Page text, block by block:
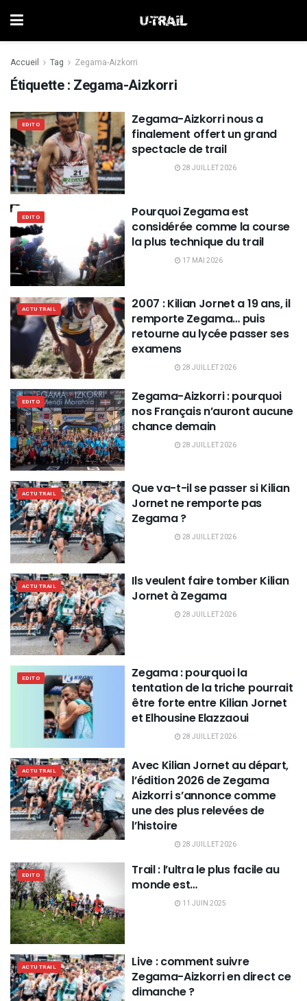
Accueil Tag Zegama-Aizkorri
Étiquette : Zegama-Aizkorri
EDITO
Zegama-Aizkorri nous a
finalement offert un grand
spectacle de trail
28 JUILLET 2026
EDITO
Pourquoi Zegama est
considérée comme la course
la plus technique du trail
17 MAI 2026
ACTU TRAIL
2007 : Kilian Jornet a 19 ans, il
remporte Zegama… puis
retourne au lycée passer ses
examens
28 JUILLET 2026
EDITO
Zegama-Aizkorri : pourquoi
nos Français n’auront aucune
chance demain
28 JUILLET 2026
ACTU TRAIL
Que va-t-il se passer si Kilian
Jornet ne remporte pas
Zegama ?
28 JUILLET 2026
ACTU TRAIL
Ils veulent faire tomber Kilian
Jornet à Zegama
28 JUILLET 2026
EDITO
Zegama : pourquoi la
tentation de la triche pourrait
être forte entre Kilian Jornet
et Elhousine Elazzaoui
28 JUILLET 2026
ACTU TRAIL
Avec Kilian Jornet au départ,
l’édition 2026 de Zegama
Aizkorri s’annonce comme
une des plus relevées de
l’histoire
28 JUILLET 2026
EDITO
Trail : l’ultra le plus facile au
monde est…
11 JUIN 2025
ACTU TRAIL
Live : comment suivre
Zegama-Aizkorri en direct ce
dimanche ?